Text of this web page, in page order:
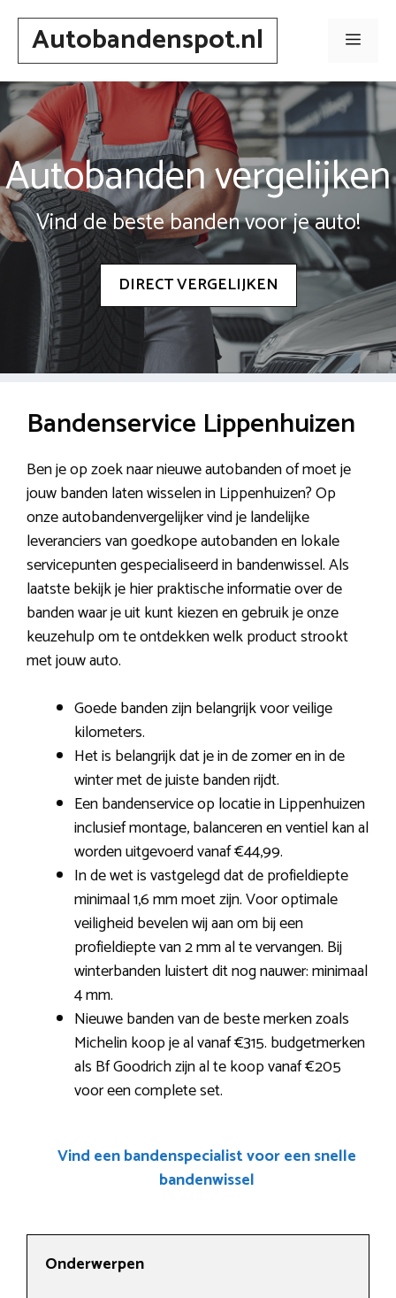
Spring
inhoudAutobandenspot.nl Menu
Autobanden vergelijken
Vind de beste banden voor je auto!
DIRECT VERGELIJKEN
Bandenservice Lippenhuizen
Ben je op zoek naar nieuwe autobanden of moet je
jouw banden laten wisselen in Lippenhuizen? Op
onze autobandenvergelijker vind je landelijke
leveranciers van goedkope autobanden en lokale
servicepunten gespecialiseerd in bandenwissel. Als
laatste bekijk je hier praktische informatie over de
banden waar je uit kunt kiezen en gebruik je onze
keuzehulp om te ontdekken welk product strookt
met jouw auto.
Goede banden zijn belangrijk voor veilige
kilometers.
Het is belangrijk dat je in de zomer en in de
winter met de juiste banden rijdt.
Een bandenservice op locatie in Lippenhuizen
inclusief montage, balanceren en ventiel kan al
worden uitgevoerd vanaf €44,99.
In de wet is vastgelegd dat de profieldiepte
minimaal 1,6 mm moet zijn. Voor optimale
veiligheid bevelen wij aan om bij een
profieldiepte van 2 mm al te vervangen. Bij
winterbanden luistert dit nog nauwer: minimaal
4 mm.
Nieuwe banden van de beste merken zoals
Michelin koop je al vanaf €315. budgetmerken
als Bf Goodrich zijn al te koop vanaf €205
voor een complete set.
Vind een bandenspecialist voor een snelle
bandenwissel
Onderwerpen